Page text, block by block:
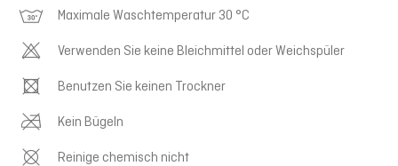
Maximale Waschtemperatur 30 °C
Verwenden Sie keine Bleichmittel oder Weichspüler
Benutzen Sie keinen Trockner
Kein Bügeln
Reinige chemisch nicht